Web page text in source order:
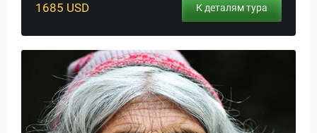
1685 USD К деталям тура